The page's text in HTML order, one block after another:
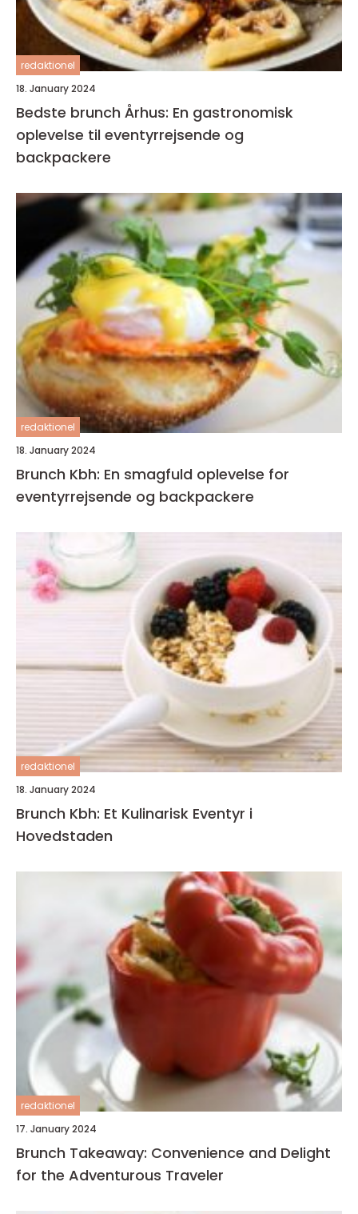
redaktionel
18. January 2024
Bedste brunch Århus: En gastronomisk
oplevelse til eventyrrejsende og
backpackere
redaktionel
18. January 2024
Brunch Kbh: En smagfuld oplevelse for
eventyrrejsende og backpackere
redaktionel
18. January 2024
Brunch Kbh: Et Kulinarisk Eventyr i
Hovedstaden
redaktionel
17. January 2024
Brunch Takeaway: Convenience and Delight
for the Adventurous Traveler